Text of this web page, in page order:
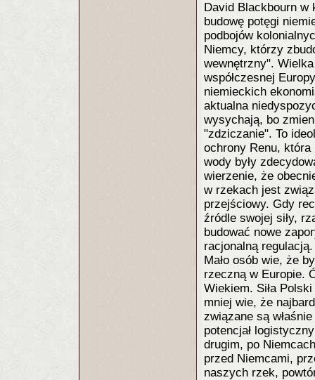
David Blackbourn w
budowę potęgi
podbojów
Niemcy, którzy
wewnętrzny".
współczesnej
niemieckich
aktualna
wysychają, bo
"zdziczanie". To
ochrony Renu, która
wody były
wierzenie, że
w rzekach jest
przejściowy. Gdy
źródle swojej siły,
budować nowe
racjonalną
Mało osób wie, że
rzeczną w Europie.
Wiekiem. Siła
mniej wie, że
związane są
potencjał
drugim, po
przed Niemcami,
naszych rzek,